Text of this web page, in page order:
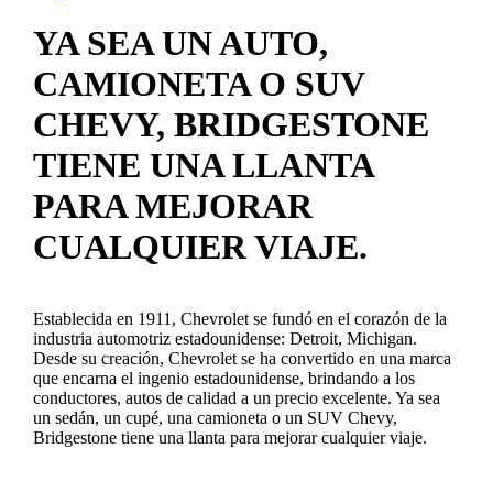
YA SEA UN AUTO,
CAMIONETA O SUV
CHEVY, BRIDGESTONE
TIENE UNA LLANTA
PARA MEJORAR
CUALQUIER VIAJE.
Establecida en 1911, Chevrolet se fundó en el corazón de la
industria automotriz estadounidense: Detroit, Michigan.
Desde su creación, Chevrolet se ha convertido en una marca
que encarna el ingenio estadounidense, brindando a los
conductores, autos de calidad a un precio excelente. Ya sea
un sedán, un cupé, una camioneta o un SUV Chevy,
Bridgestone tiene una llanta para mejorar cualquier viaje.